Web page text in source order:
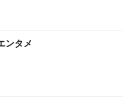
ンタメ